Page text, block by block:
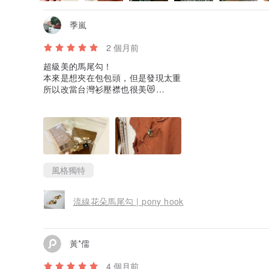
季嵐
2 個月前
超級美的馬尾勾！
本來是想夾在包包頭，但是發現太重
所以改當台灣衫壓襟也很美😻
風格獨特
流線花朵馬尾勾 | pony hook
黃*儒
4 個月前